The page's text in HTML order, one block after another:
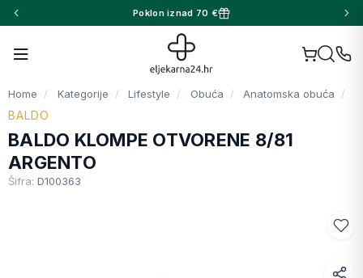
Poklon iznad 70 €
Home Kategorije Lifestyle Obuća Anatomska obuća
BALDO
BALDO KLOMPE OTVORENE 8/81
ARGENTO
Šifra: D100363